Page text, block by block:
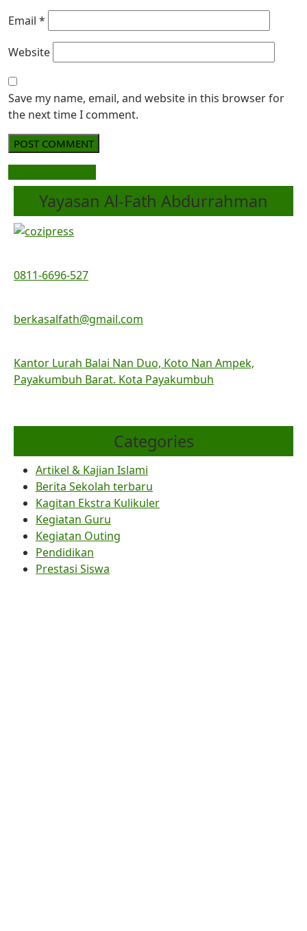
Email *
Website
Save my name, email, and website in this browser for
the next time I comment.
Yayasan Al-Fath Abdurrahman
0811-6696-527
berkasalfath@gmail.com
Kantor Lurah Balai Nan Duo, Koto Nan Ampek,
Payakumbuh Barat. Kota Payakumbuh
Categories
Artikel & Kajian Islami
Berita Sekolah terbaru
Kagitan Ekstra Kulikuler
Kegiatan Guru
Kegiatan Outing
Pendidikan
Prestasi Siswa